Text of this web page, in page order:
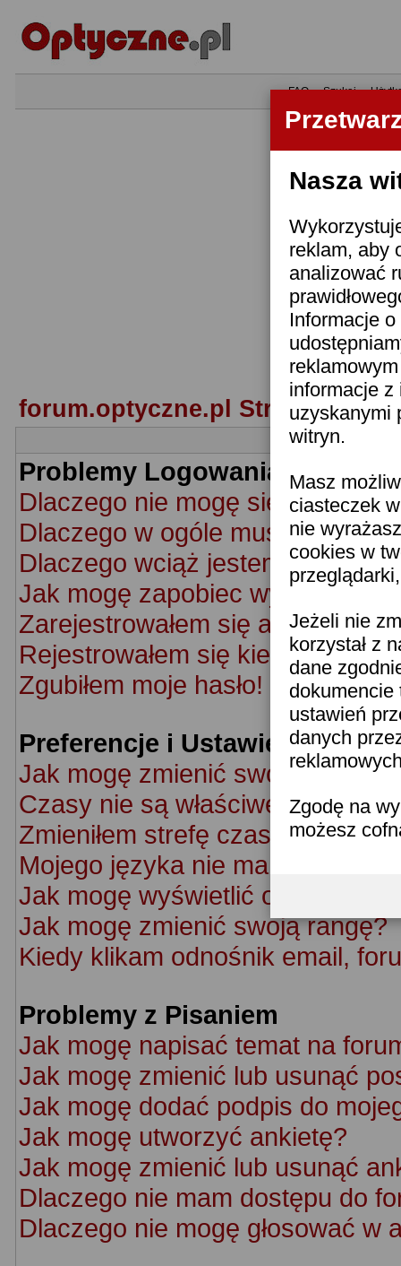
Nasza
reklam, aby
analizować
Informacje
informacje z
uzyskanymi
witryn.
Masz
ciasteczek
nie
cookies w
Jeżeli nie
korzystał z
dane
dokumencie
ustawień
danych
Zgodę na
możesz
•FAQ•Szukaj•
forum.optyczne.pl Strona
Problemy Logowania i
Dlaczego nie mogę się
Dlaczego w ogóle muszę się
Dlaczego wciąż jestem
Jak mogę zapobiec
Zarejestrowałem się ale nie
Rejestrowałem się kiedyś ale
Zgubiłem moje hasło!
Preferencje i Ustawienia
Jak mogę zmienić swoje
Czasy nie są właściwe!
Zmieniłem strefę czasową ale
Mojego języka nie ma na liście!
Jak mogę wyświetlić obrazek
Jak mogę zmienić swoją rangę?
Kiedy klikam odnośnik email,
Problemy z Pisaniem
Jak mogę napisać temat na
Jak mogę zmienić lub usunąć
Jak mogę dodać podpis do
Jak mogę utworzyć ankietę?
Jak mogę zmienić lub usunąć
Dlaczego nie mam dostępu do
Dlaczego nie mogę głosować w